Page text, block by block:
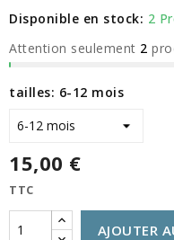
Disponible en stock: 2
Attention seulement 2
tailles: 6-12 mois
15,00 €
TTC
AJOUTER